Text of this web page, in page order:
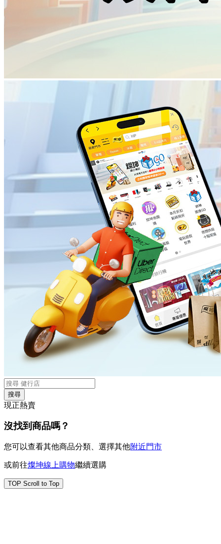
搜尋
現正熱賣
沒找到商品嗎？
您可以查看其他商品分類、選擇其他附近門市
或前往燦坤線上購物繼續選購
TOP Scroll to Top